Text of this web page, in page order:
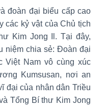
đoàn đại biểu cấp cao
các kỷ vật của Chủ tịch
Kim Jong Il. Tại đây,
niệm chia sẻ: Đoàn đại
Việt Nam vô cùng xúc
Kumsusan, nơi an
đại của nhân dân Triều
Tổng Bí thư Kim Jong